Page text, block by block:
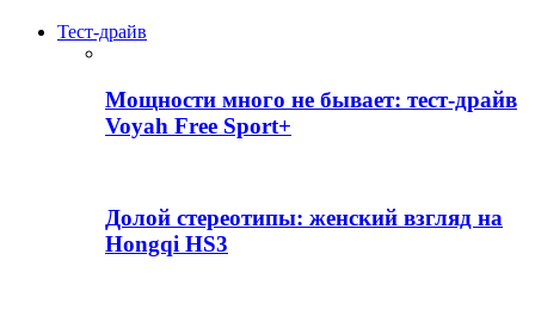
Тест-драйв
Мощности много не бывает: тест-драйв
Voyah Free Sport+
Долой стереотипы: женский взгляд на
Hongqi HS3